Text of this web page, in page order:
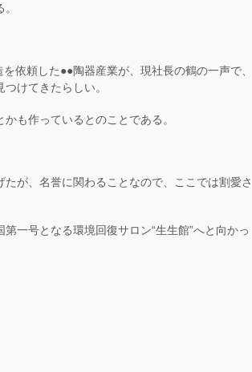
依頼した●●陶器産業が、現社長の鶴の一声で、
けてきたらしい。
も作っているとのことである。
が、名誉に関わることなので、ここでは割愛さ
一号となる環境回復サロン“生生館”へと向かっ